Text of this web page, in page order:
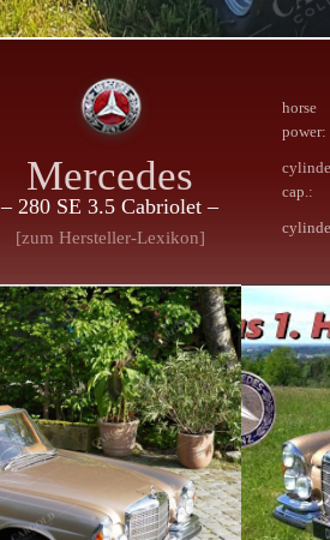
Mercedes
– 280 SE 3.5 Cabriolet –
[zum Hersteller-Lexikon]
horse
power:
cap.: